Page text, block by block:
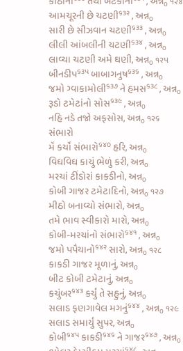
૦
આમચૂરની છે ચટણી૬૩૨ , અન્ન૦
સારી છેસીઝવાન ચટણી૬૩૩ , અન્ન૦
લીલી આંબલીની ચટણી૬૩૪ , અન્ન૦
લાવ્યા ચટણી અમે ઘણી, અન્ન૦ ૧૨૫
બીનડીપ૬૩૫ બાબાગનુષ૬૩૬ , અન્ન૦
જમોગ્વાકામોલી૬૩૭ નેહમસ૬૩૮ , અન્ન૦
રૂડોટમેટાંનો સોસ૬૩૯ , અન્ન૦
નહિ નડે તજો અફસોસ, અન્ન૦ ૧૨૬
સંભારો
મેં કર્યોસંભારો૬૪૦ હરિ, અન્ન૦
વિધવિધ કાચું ભેળું કરી, અન્ન૦
મરચાં ટીંડોરાં કાકડીનો, અન્ન૦
કોબી ગાજર ટમેટાદિનો, અન્ન૦ ૧૨૭
મીઠો બનાવ્યો સંભારો, અન્ન૦
તમે ભાવ સ્વીકારો મારો, અન્ન૦
કોબી-મરચાંનો સંભારો૬૪૧ , અન્ન૦
જમોપપૈયાનો૬૪૨ સારો, અન્ન૦ ૧૨૮
કાકડી ગાજર મૂળાનું, અન્ન૦
બીટ કોબી ટમેટાનું, અન્ન૦
કચુંબર૬૪૩ કર્યું તે સહુનું, અન્ન૦
સલાડ ફણગાવેલ મગનું૬૪૪ , અન્ન૦ ૧૨૯
સલાડ સમાર્યું સુપર, અન્ન૦
કોબી૬૪૫ કાકડી૬૪૬ નેગાજર૬૪૭ , અન્ન૦